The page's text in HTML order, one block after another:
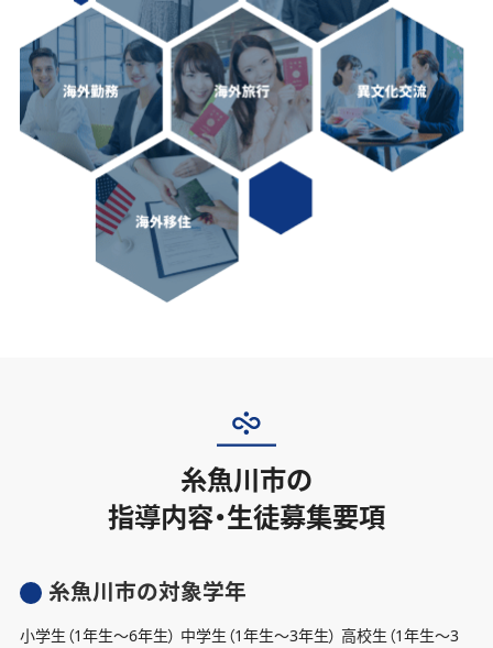
糸魚川市の
指導内容・生徒募集要項
糸魚川市の対象学年
小学生（1年生〜6年生） 中学生（1年生〜3年生） 高校生（1年生〜3